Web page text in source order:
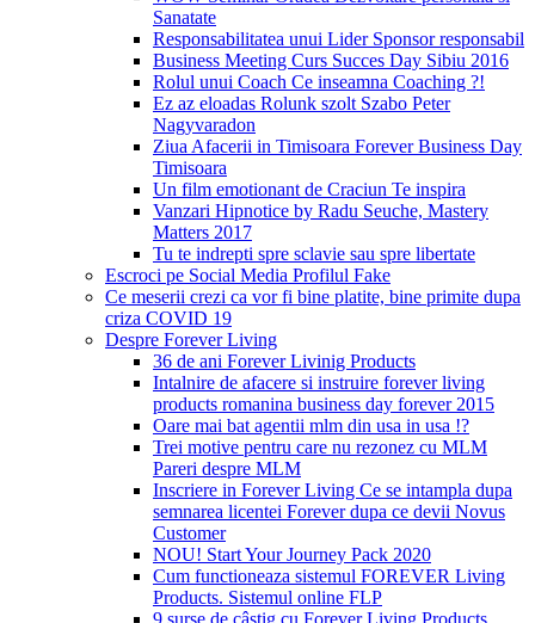
Sanatate
Responsabilitatea unui Lider Sponsor responsabil
Business Meeting Curs Succes Day Sibiu 2016
Rolul unui Coach Ce inseamna Coaching ?!
Ez az eloadas Rolunk szolt Szabo Peter
Nagyvaradon
Ziua Afacerii in Timisoara Forever Business Day
Timisoara
Un film emotionant de Craciun Te inspira
Vanzari Hipnotice by Radu Seuche, Mastery
Matters 2017
Tu te indrepti spre sclavie sau spre libertate
Escroci pe Social Media Profilul Fake
Ce meserii crezi ca vor fi bine platite, bine primite dupa
criza COVID 19
Despre Forever Living
36 de ani Forever Livinig Products
Intalnire de afacere si instruire forever living
products romanina business day forever 2015
Oare mai bat agentii mlm din usa in usa !?
Trei motive pentru care nu rezonez cu MLM
Pareri despre MLM
Inscriere in Forever Living Ce se intampla dupa
semnarea licentei Forever dupa ce devii Novus
Customer
NOU! Start Your Journey Pack 2020
Cum functioneaza sistemul FOREVER Living
Products. Sistemul online FLP
9 surse de câștig cu Forever Living Products